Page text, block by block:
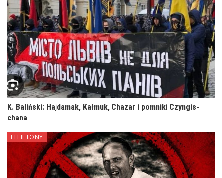
K. Baliński: Hajdamak, Kałmuk, Chazar i pomniki Czyngis-
chana
FELIETONY